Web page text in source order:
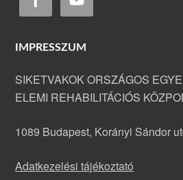
IMPRESSZUM
SIKETVAKOK ORSZÁGOS
ELEMI REHABILITÁCIÓS
1089 Budapest, Korányi Sándor
Adatkezelési tájékoztató